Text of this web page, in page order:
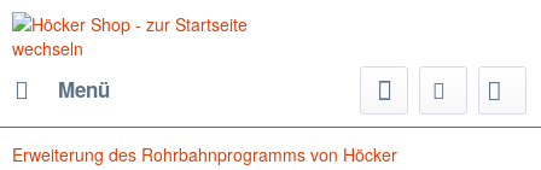
Menü
Erweiterung des Rohrbahnprogramms von Höcker